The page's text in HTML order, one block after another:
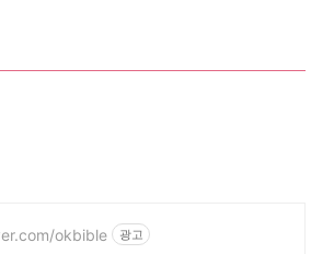
okbible 광고